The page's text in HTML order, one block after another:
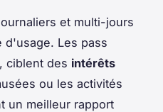
et multi-jours
d'usage. Les pass
ciblent des intérêts
ou les activités
un meilleur rapport